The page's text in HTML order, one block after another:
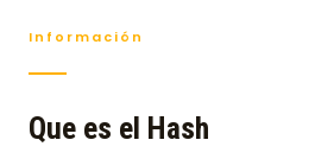
Información
Que es el Hash